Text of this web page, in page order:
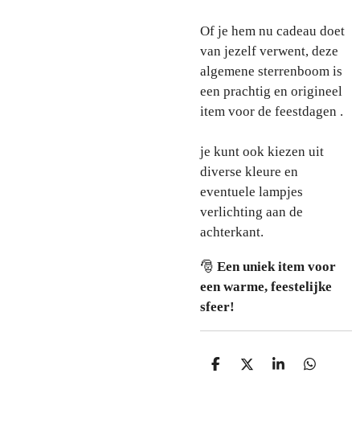
Of je hem nu cadeau doet
van jezelf verwent, deze
algemene sterrenboom is
een prachtig en origineel
item voor de feestdagen .
je kunt ook kiezen uit
diverse kleure en
eventuele lampjes
verlichting aan de
achterkant.
🎅 Een uniek item voor
een warme, feestelijke
sfeer!
D
D
S
D